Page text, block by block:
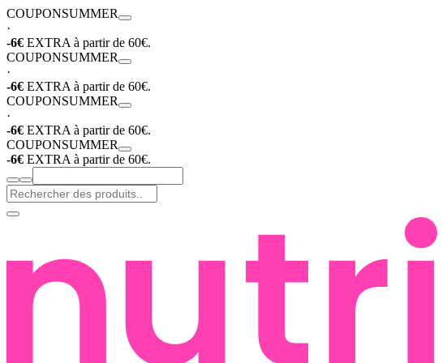
COUPONSUMMER
·
-6€ EXTRA à partir de 60€.
COUPONSUMMER
·
-6€ EXTRA à partir de 60€.
COUPONSUMMER
·
-6€ EXTRA à partir de 60€.
COUPONSUMMER
-6€ EXTRA à partir de 60€.